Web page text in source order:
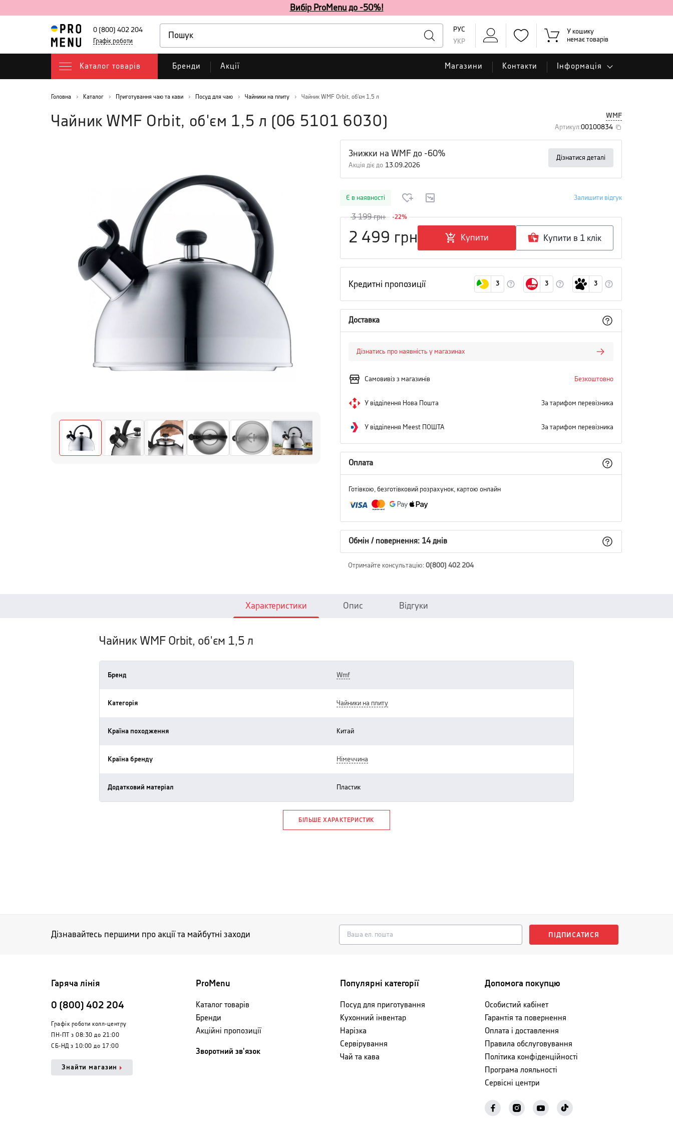
Вибір ProMenu до -50%!
0 (800) 402 204
Графік роботи
РУС
УКР
У кошику
немає товарів
Каталог товарів Бренди Акції Магазини Контакти Інформація
Головна Каталог Приготування чаю та кави Посуд для чаю Чайники на плиту Чайник WMF Orbit, об'єм 1,5 л
Чайник WMF Orbit, об'єм 1,5 л (06 5101 6030 )
WMF
Артикул:00100834
Знижки на WMF до -60%
Акція діє до 13.09.2026
Дізнатися деталі
Є в наявності Залишити відгук
3 199грн -22%
2 499 грн Купити Купити в 1 клiк
Кредитні пропозиції 3 3 3
Доставка
Дізнатись про наявність у магазинах
Самовивіз з магазинів Безкоштовно
У відділення Нова Пошта За тарифом перевізника
У відділення Meest ПОШТА За тарифом перевізника
Оплата
Готівкою, безготівковий розрахунок, картою онлайн
Обмін / повернення: 14 днів
Отримайте консультацію: 0(800) 402 204
Характеристики Опис Відгуки
Чайник WMF Orbit, об'єм 1,5 л
Бренд wmf
Категорія чайники на плиту
Країна походження китай
Країна бренду німеччина
Додатковий матеріал пластик
БІЛЬШЕ ХАРАКТЕРИСТИК
Дізнавайтесь першими про акції та майбутні заходи ПІДПИСАТИСЯ
Гаряча лінія
0 (800) 402 204
Графік роботи колл-центру
ПН-ПТ з 08:30 до 21:00
СБ-НД з 10:00 до 17:00
Знайти магазин
ProMenu
Каталог товарів
Бренди
Акційні пропозиції
Зворотний зв'язок
Популярні категорії
Посуд для приготування
Кухонний інвентар
Нарізка
Сервірування
Чай та кава
Допомога покупцю
Особистий кабінет
Гарантія та повернення
Оплата і доставлення
Правила обслуговування
Політика конфіденційності
Програма лояльності
Сервісні центри